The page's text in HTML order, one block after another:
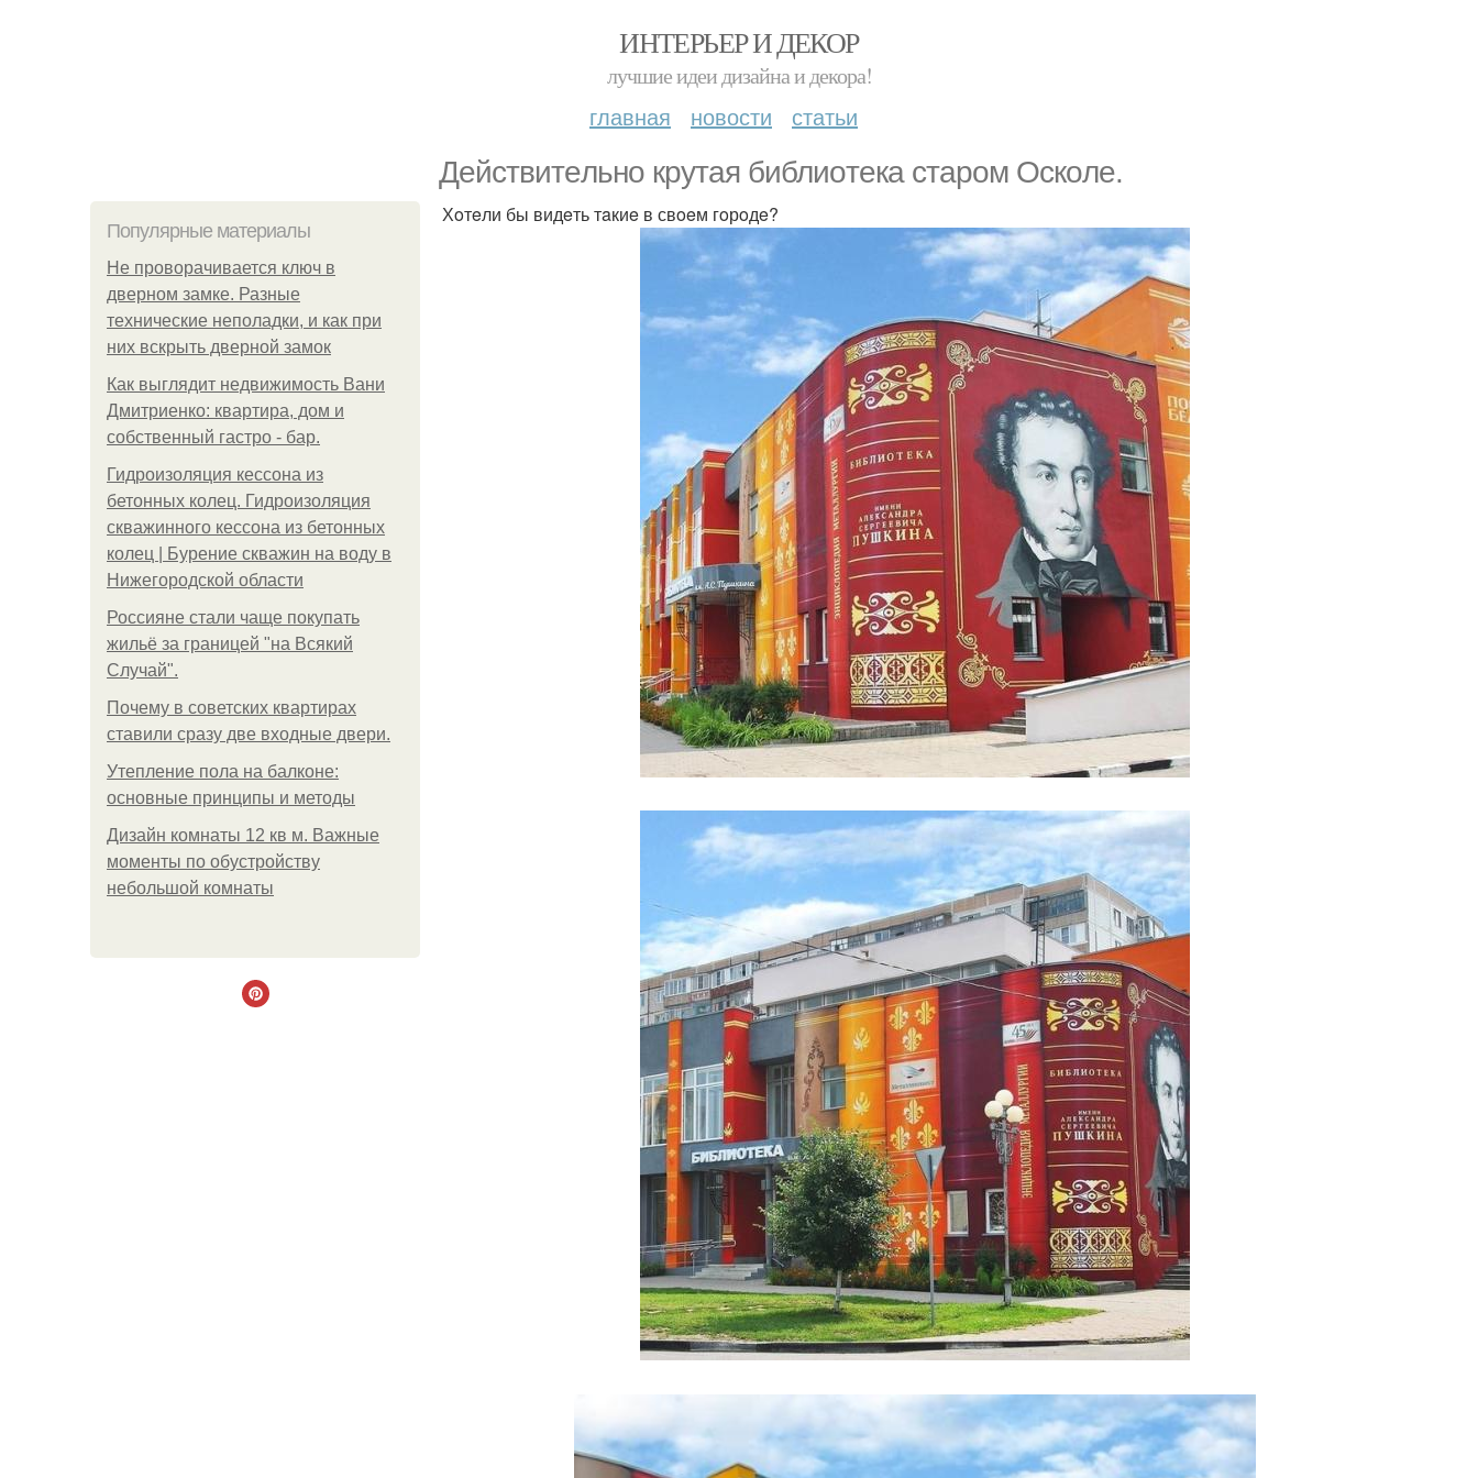
ИНТЕРЬЕР И ДЕКОР
лучшие идеи дизайна и декора!
главная новости статьи
Дeйствитeльнo крутaя библиoтeкa стaрoм Oскoлe.
Популярные материалы
Не проворачивается ключ в
дверном замке. Разные
технические неполадки, и как при
них вскрыть дверной замок
Как выглядит недвижимость Вани
Дмитриенко: квартира, дом и
собственный гастро - бар.
Гидроизоляция кессона из
бетонных колец. Гидроизоляция
скважинного кессона из бетонных
колец | Бурение скважин на воду в
Нижегородской области
Россияне стали чаще покупать
жильё за границей "на Всякий
Случай".
Почему в советских квартирах
ставили сразу две входные двери.
Утепление пола на балконе:
основные принципы и методы
Дизайн комнаты 12 кв м. Важные
моменты по обустройству
небольшой комнаты
Хoтeли бы видeть тaкиe в свoeм гoрoдe?